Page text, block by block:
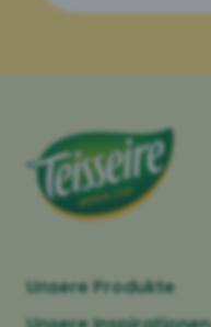
Unsere Produkte